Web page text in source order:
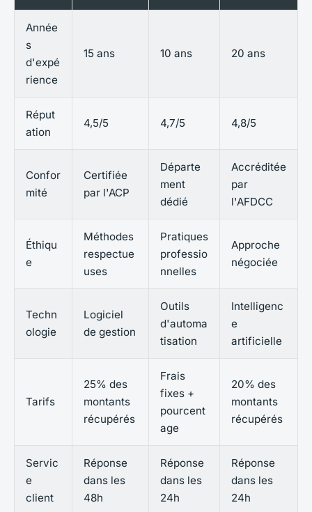
Année
s
d'expé
rience
15 ans 10 ans 20 ans
Réput
ation
4,5/5 4,7/5 4,8/5
Confor
mité
Certifiée
par l'ACP
Départe
ment
dédié
Accréditée
par
l'AFDCC
Éthiqu
e
Méthodes
respectue
uses
Pratiques
professio
nnelles
Approche
négociée
Techn
ologie
Logiciel
de gestion
Outils
d'automa
tisation
Intelligenc
e
artificielle
Tarifs
25% des
montants
récupérés
Frais
fixes +
pourcent
age
20% des
montants
récupérés
Servic
e
client
Réponse
dans les
48h
Réponse
dans les
24h
Réponse
dans les
24h